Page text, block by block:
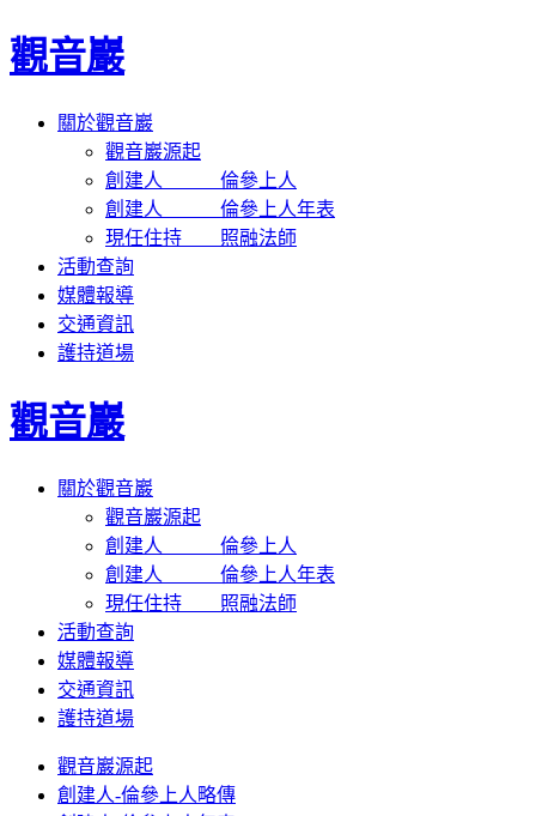
觀音巖
關於觀音巖
觀音巖源起
創建人 倫參上人
創建人 倫參上人年表
現任住持 照融法師
活動查詢
媒體報導
交通資訊
護持道場
觀音巖
關於觀音巖
觀音巖源起
創建人 倫參上人
創建人 倫參上人年表
現任住持 照融法師
活動查詢
媒體報導
交通資訊
護持道場
觀音巖源起
創建人-倫參上人略傳